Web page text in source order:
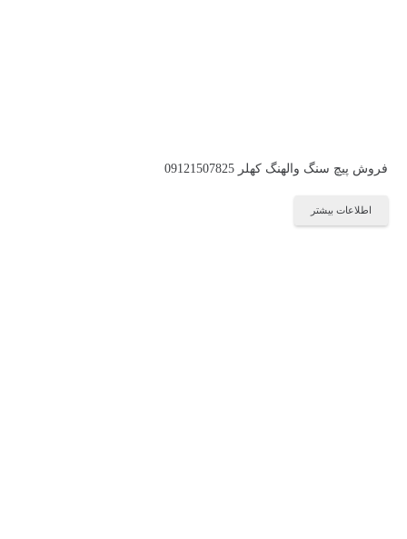
فروش پیچ سنگ والهنگ کهلر 09121507825
اطلاعات بیشتر